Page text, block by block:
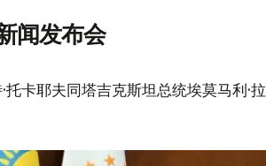
闻发布会
卡耶夫同塔吉克斯坦总统埃莫马利·拉